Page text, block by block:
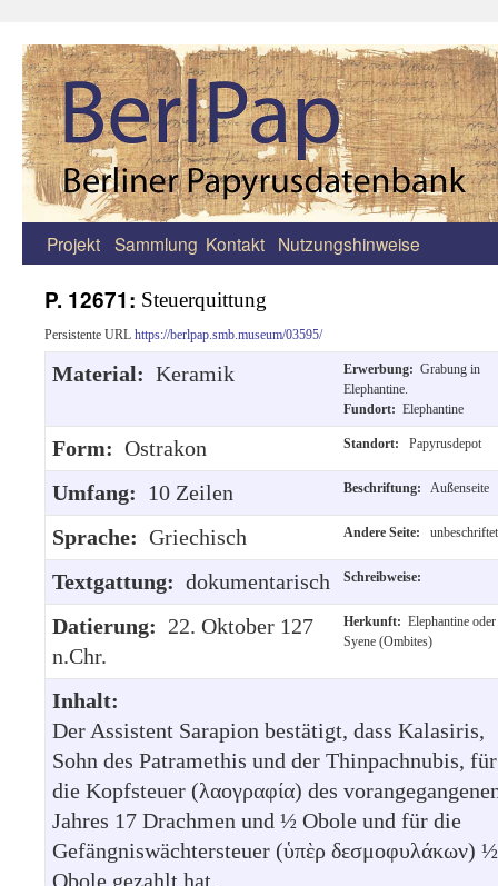
Zum
springen
Projekt Sammlung Kontakt Nutzungshinweise
P. 12671: Steuerquittung
Persistente URL https://berlpap.smb.museum/03595/
Material: Keramik Erwerbung: Grabung in
Elephantine.
Fundort: Elephantine
Form: Ostrakon Standort: Papyrusdepot
Umfang: 10 Zeilen Beschriftung: Außenseite
Sprache: Griechisch Andere Seite: unbeschriftet
Textgattung: dokumentarisch Schreibweise:
Datierung: 22. Oktober 127
n.Chr.
Herkunft: Elephantine oder
Syene (Ombites)
Inhalt:
Der Assistent Sarapion bestätigt, dass Kalasiris,
Sohn des Patramethis und der Thinpachnubis, für
die Kopfsteuer (λαογραφία) des
Jahres 17 Drachmen und ½ Obole und für die
Gefängniswächtersteuer (ὑπὲρ δεσμοφυλάκων) ½
Obole gezahlt hat.